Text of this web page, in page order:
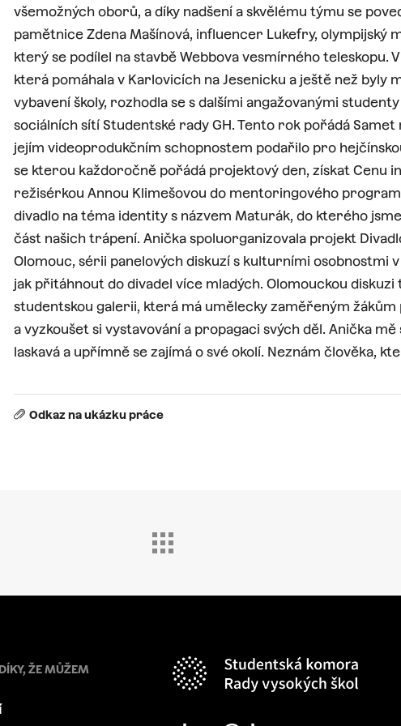
všemožných oborů, a díky nadšení a skvělému týmu se
pamětnice Zdena Mašínová, influencer Lukefry, olympijský
který se podílel na stavbě Webbova vesmírného teleskopu.
která pomáhala v Karlovicích na Jesenicku a ještě než
vybavení školy, rozhodla se s dalšími angažovanými
sociálních sítí Studentské rady GH. Tento rok pořádá
jejím videoprodukčním schopnostem podařilo pro
se kterou každoročně pořádá projektový den, získat Cenu
režisérkou Annou Klimešovou do mentoringového
divadlo na téma identity s názvem Maturák, do kterého
část našich trápení. Anička spoluorganizovala projekt
Olomouc, sérii panelových diskuzí s kulturními osobnostmi
jak přitáhnout do divadel více mladých. Olomouckou diskuzi
studentskou galerii, která má umělecky zaměřeným
a vyzkoušet si vystavování a propagaci svých děl. Anička
laskavá a upřímně se zajímá o své okolí. Neznám člověka,
Odkaz na ukázku práce
ŽE MŮŽEM